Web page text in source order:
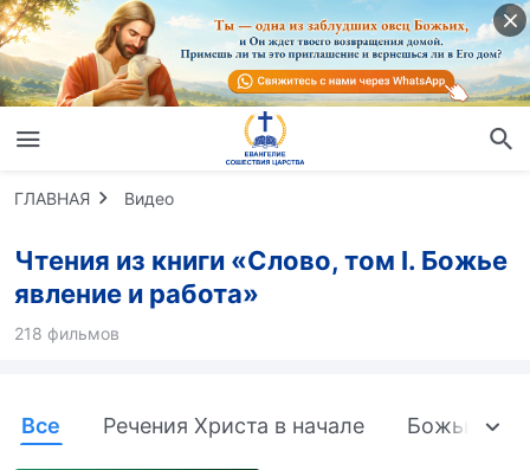
ГЛАВНАЯ Видео
Чтения из книги «Слово, том I. Божье
явление и работа»
218 фильмов
Все Речения Христа в начале Божьи